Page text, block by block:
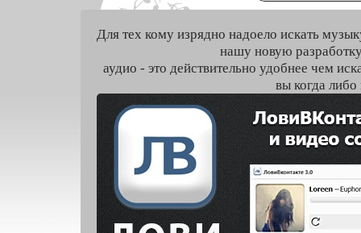
Для тех кому изрядно надоело искать
нашу новую
аудио - это действительно удобнее чем
вы когда либо